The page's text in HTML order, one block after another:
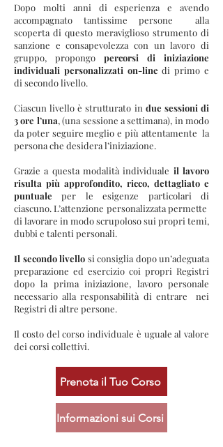
Dopo molti anni di esperienza e avendo
accompagnato tantissime persone alla
scoperta di questo meraviglioso strumento di
sanzione e consapevolezza con un lavoro di
gruppo, propongo percorsi di iniziazione
individuali personalizzati on-line di primo e
di secondo livello.
Ciascun livello è strutturato in due sessioni di
3 ore l’una, (una sessione a settimana), in modo
da poter seguire meglio e più attentamente la
persona che desidera l’iniziazione.
Grazie a questa modalità individuale il lavoro
risulta più approfondito, ricco, dettagliato e
puntuale per le esigenze particolari di
ciascuno. L’attenzione personalizzata permette
di lavorare in modo scrupoloso sui propri temi,
dubbi e talenti personali.
Il secondo livello si consiglia dopo un’adeguata
preparazione ed esercizio coi propri Registri
dopo la prima iniziazione, lavoro personale
necessario alla responsabilità di entrare nei
Registri di altre persone.
Il costo del corso individuale è uguale al valore
dei corsi collettivi.
Prenota il Tuo Corso
Informazioni sui Corsi